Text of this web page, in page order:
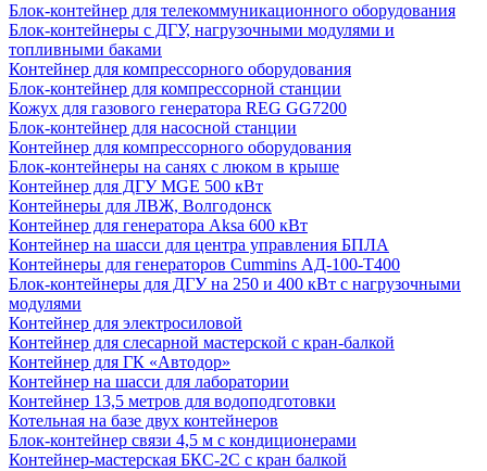
Блок-контейнер для телекоммуникационного оборудования
Блок-контейнеры с ДГУ, нагрузочными модулями и
топливными баками
Контейнер для компрессорного оборудования
Блок-контейнер для компрессорной станции
Кожух для газового генератора REG GG7200
Блок-контейнер для насосной станции
Контейнер для компрессорного оборудования
Блок-контейнеры на санях с люком в крыше
Контейнер для ДГУ MGE 500 кВт
Контейнеры для ЛВЖ, Волгодонск
Контейнер для генератора Aksa 600 кВт
Контейнер на шасси для центра управления БПЛА
Контейнеры для генераторов Cummins АД-100-Т400
Блок-контейнеры для ДГУ на 250 и 400 кВт с нагрузочными
модулями
Контейнер для электросиловой
Контейнер для слесарной мастерской с кран-балкой
Контейнер для ГК «Автодор»
Контейнер на шасси для лаборатории
Контейнер 13,5 метров для водоподготовки
Котельная на базе двух контейнеров
Блок-контейнер связи 4,5 м с кондиционерами
Контейнер-мастерская БКС-2С с кран балкой